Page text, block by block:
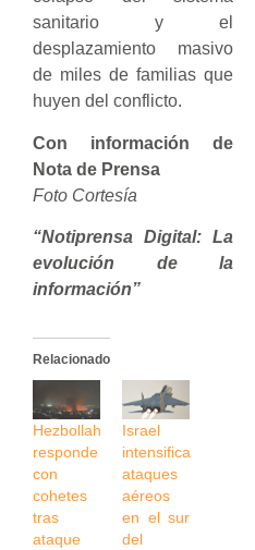
sanitario y el
desplazamiento masivo
de miles de familias que
huyen del conflicto.
Con información de
Nota de Prensa
Foto Cortesía
“Notiprensa Digital: La
evolución de la
información”
Relacionado
Hezbollah
responde
con
cohetes
tras
ataque
Israel
intensifica
ataques
aéreos
en el sur
del